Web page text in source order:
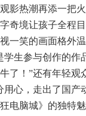
影热潮再添一把
奇境让孩子全程
一笑的画面格外
学生参与创作的作
了！”还有年轻
心，走出了国产
电脑城》的独特